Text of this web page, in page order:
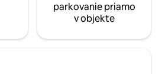
parkovanie priamo
v objekte